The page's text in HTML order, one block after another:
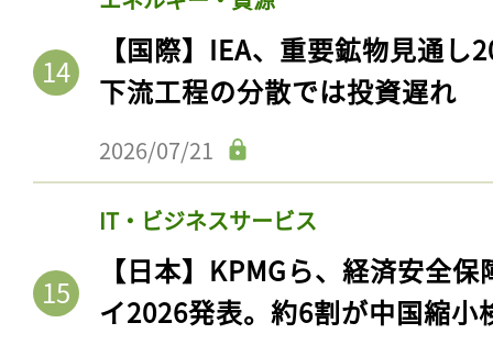
【国際】IEA、重要鉱物見通
下流工程の分散では投資遅れ
2026/07/21
IT・ビジネスサービス
【日本】KPMGら、経済安全
イ2026発表。約6割が中国縮小